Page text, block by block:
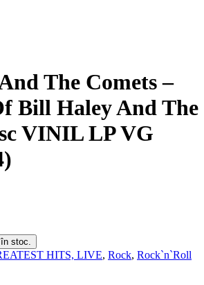
The Comets –
Bill Haley And The
VINIL LP VG
HITS, LIVE, Rock, Rock`n`Roll